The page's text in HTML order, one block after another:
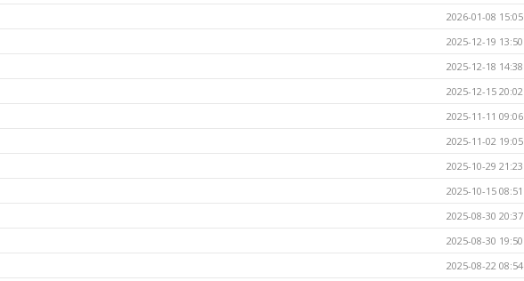
2026-01-08 15:05
2025-12-19 13:50
2025-12-18 14:38
2025-12-15 20:02
2025-11-11 09:06
2025-11-02 19:05
2025-10-29 21:23
2025-10-15 08:51
2025-08-30 20:37
2025-08-30 19:50
2025-08-22 08:54